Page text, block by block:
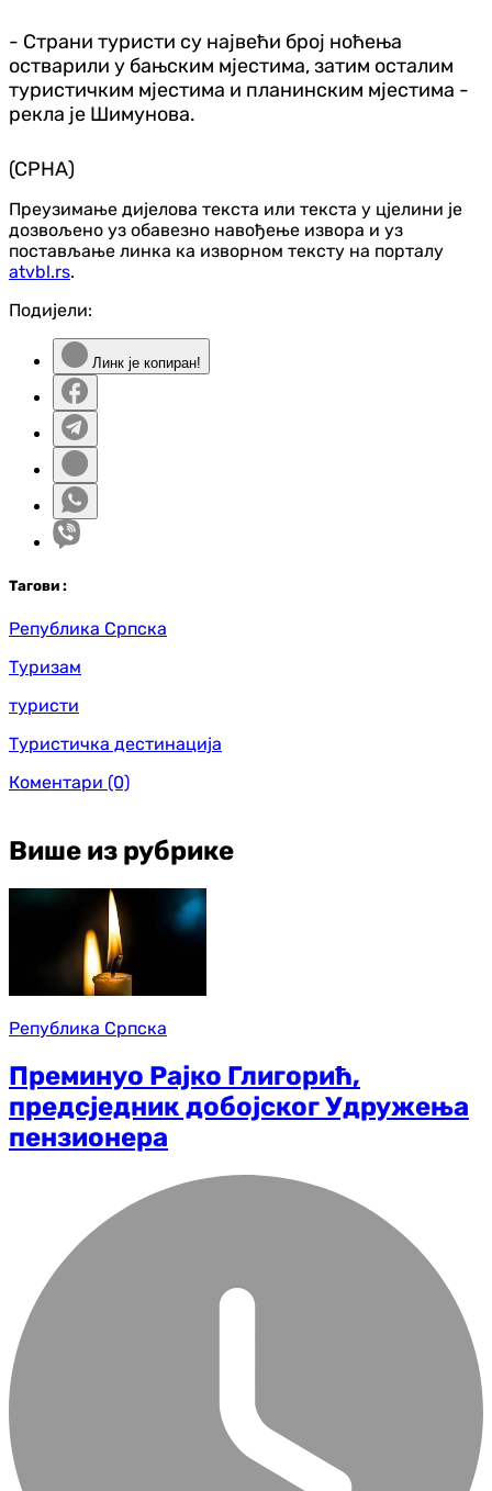
- Страни туристи су највећи број ноћења
остварили у бањским мјестима, затим осталим
туристичким мјестима и планинским мјестима -
рекла је Шимунова.
(СРНА)
Преузимање дијелова текста или текста у цјелини је
дозвољено уз обавезно навођење извора и уз
постављање линка ка изворном тексту на порталу
atvbl.rs.
Подијели:
Линк је копиран!
Тагови :
Република Српска
Туризам
туристи
Туристичка дестинација
Коментари (0)
Више из рубрике
Република Српска
Преминуо Рајко Глигорић,
предсједник добојског Удружења
пензионера